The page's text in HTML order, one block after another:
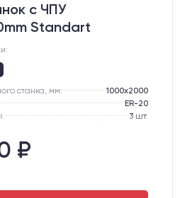
с ЧПУ
Standart
станка, мм:
1000х2000
ER-20
3 шт.
₽